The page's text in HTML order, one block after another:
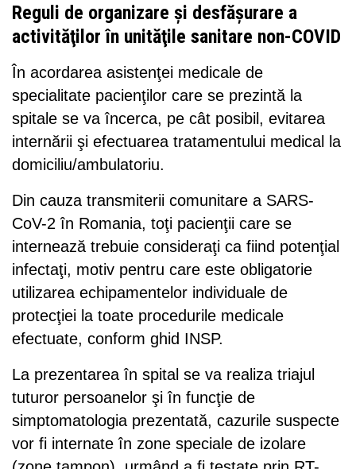
Reguli de organizare şi desfăşurare a
activităţilor în unităţile sanitare non-COVID
În acordarea asistenţei medicale de
specialitate pacienţilor care se prezintă la
spitale se va încerca, pe cât posibil, evitarea
internării şi efectuarea tratamentului medical la
domiciliu/ambulatoriu.
Din cauza transmiterii comunitare a SARS-
CoV-2 în Romania, toţi pacienţii care se
internează trebuie consideraţi ca fiind potenţial
infectaţi, motiv pentru care este obligatorie
utilizarea echipamentelor individuale de
protecţiei la toate procedurile medicale
efectuate, conform ghid INSP.
La prezentarea în spital se va realiza triajul
tuturor persoanelor şi în funcţie de
simptomatologia prezentată, cazurile suspecte
vor fi internate în zone speciale de izolare